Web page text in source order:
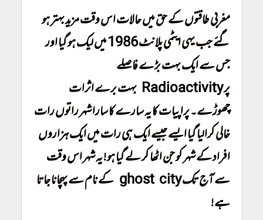
مغربی طاقتوں کے حق میں حالات اس وقت مزید بہتر ہو
گئے جب یہی ایٹمی پلانٹ 1986 میں لیک ہو گیا اور
جس سے ایک بہت بڑے فاصلے
پر Radioactivity بہت برے اثرات
چھوڑے۔ پراپیات کا یہ سارے کا سارا شہر راتوں رات
خالی کرالیا گیا ایسے جیسے ایک ہی رات میں ایک ہزاروں
افراد کے شہر کو جن اٹھا کر لے گیا ہو! یہ شہر اس وقت
سے آج تک ghost city کے نام سے پہچانا جاتا
ہے!